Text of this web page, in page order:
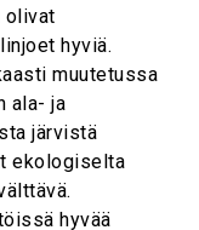
olivat
hyviä.
muutetussa
ala- ja
järvistä
ekologiselta
hyvää